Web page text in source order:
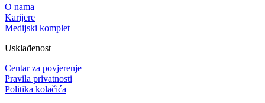
O nama
Karijere
Medijski komplet
Usklađenost
Centar za povjerenje
Pravila privatnosti
Politika kolačića